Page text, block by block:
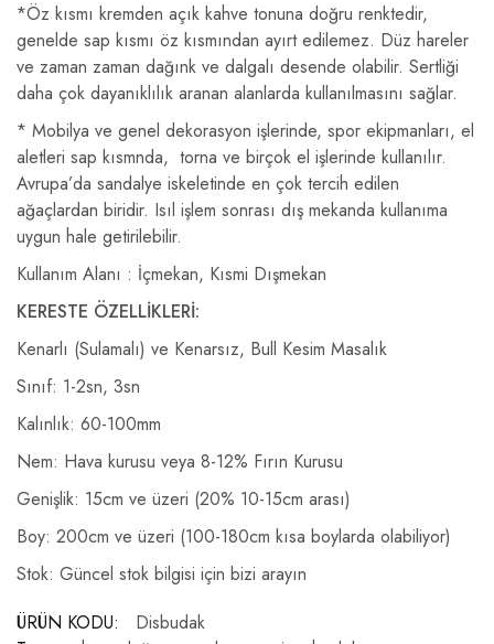
*Öz kısmı kremden açık kahve tonuna doğru renktedir,
genelde sap kısmı öz kısmından ayırt edilemez. Düz hareler
ve zaman zaman dağınk ve dalgalı desende olabilir. Sertliği
daha çok dayanıklılık aranan alanlarda kullanılmasını sağlar.
* Mobilya ve genel dekorasyon işlerinde, spor ekipmanları, el
aletleri sap kısmnda, torna ve birçok el işlerinde kullanılır.
Avrupa’da sandalye iskeletinde en çok tercih edilen
ağaçlardan biridir. Isıl işlem sonrası dış mekanda kullanıma
uygun hale getirilebilir.
Kullanım Alanı : İçmekan, Kısmi Dışmekan
KERESTE ÖZELLİKLERİ:
Kenarlı (Sulamalı) ve Kenarsız, Bull Kesim Masalık
Sınıf: 1-2sn, 3sn
Kalınlık: 60-100mm
Nem: Hava kurusu veya 8-12% Fırın Kurusu
Genişlik: 15cm ve üzeri (20% 10-15cm arası)
Boy: 200cm ve üzeri (100-180cm kısa boylarda olabiliyor)
Stok: Güncel stok bilgisi için bizi arayın
ÜRÜN KODU:
Disbudak